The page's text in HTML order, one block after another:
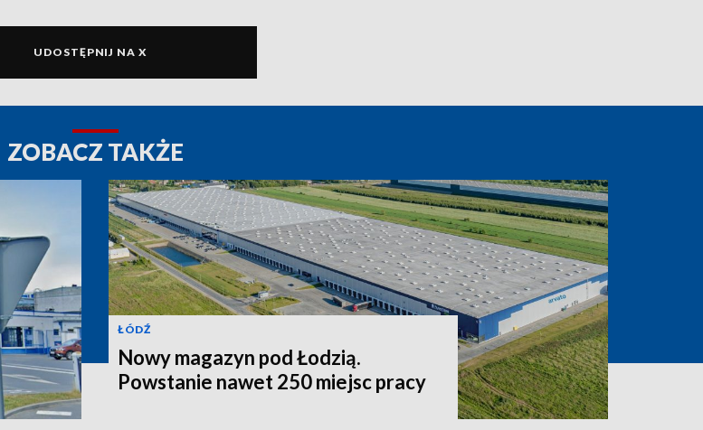
UDOSTĘPNIJ NA X
ZOBACZ TAKŻE
ŁÓDŹ
Nowy magazyn pod Łodzią.
Powstanie nawet 250 miejsc pracy